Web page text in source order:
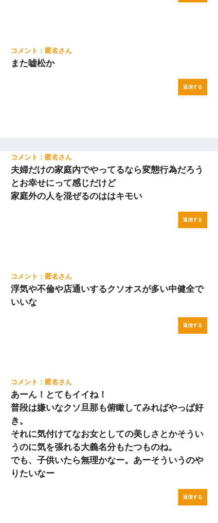
匿名
また嘘松か
返信する
匿名
夫婦だけの家庭内でやってるなら変態行為だろう
とお幸せにって感じだけど
家庭外の人を混ぜるのははキモい
返信する
匿名
浮気や不倫や店通いするクソオスが多い中健全で
いいな
返信する
匿名
あーん！とてもイイね！
普段は嫌いなクソ旦那も俯瞰してみればやっぱ好
き。
それに気付けてなお女としての美しさとかそうい
うのに気を張れる大義名分もたつものね。
でも、子供いたら無理かなー。あーそういうのや
りたいなー
返信する